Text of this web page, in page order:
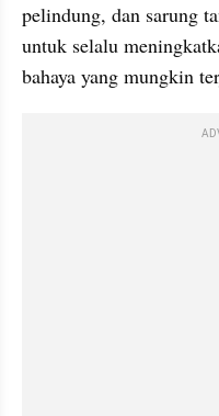
pelindung, dan sarung
untuk selalu
bahaya yang mungkin